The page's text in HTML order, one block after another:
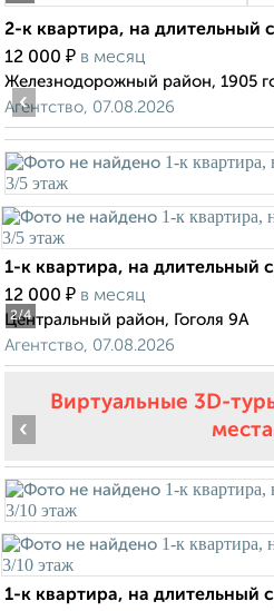
2-к квартира, на длительный
12 000 ₽ в месяц
Железнодорожный район, 1905
Агентство, 07.08.2026
2/4
‹
1-к квартира, на длительный
12 000 ₽ в месяц
Центральный район, Гоголя 9А
Агентство, 07.08.2026
Виртуальные 3D-
‹
1-к квартира, на длительный